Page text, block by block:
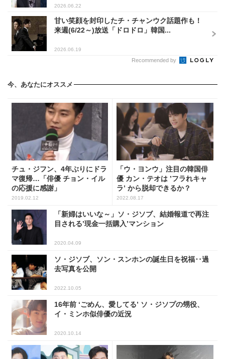
2026.06.22
甘い笑顔を封印したチ・チャンウク話題作も！
来週(6/22～)放送「ドロドロ」韓国...
2026.06.19
Recommended by
今、あなたにオススメ
チュ・ジフン、4年ぶりにドラ
マ復帰…「俳優 チョン・イル
の応援に感謝」
2019.02.12
「ウ・ヨンウ」注目の韓国俳
優 カン・テオは ’フラれキャ
ラ’ から脱却できるか？
2022.08.17
「新婦はいいな～」ソ・ジソブ、結婚報道で再注
目される’現金一括購入’マンション
2020.04.09
ソ・ジソブ、ソン・スンホンの誕生日を祝福‥過
去写真を公開
2022.10.05
16年前 ‘ごめん、愛してる’ ソ・ジソプの甥役、
イ・ミンホ似俳優の近況
2020.10.14